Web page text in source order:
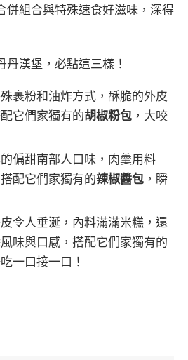
併組合與特殊速食好滋味，深得
漢堡，必點這三樣！
裹粉和油炸方式，酥脆的外皮
它們家獨有的胡椒粉包 ，大咬
偏甜南部人口味，肉羹用料
配它們家獨有的辣椒醬包 ，瞬
令人垂涎，內料滿滿米糕，還
味與口感，搭配它們家獨有的
一口接一口！